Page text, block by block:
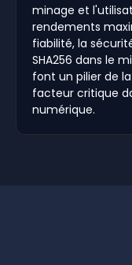
minage et
rendements
fiabilité, la
SHA256 dans le
font un pilier de
facteur critique
numérique.